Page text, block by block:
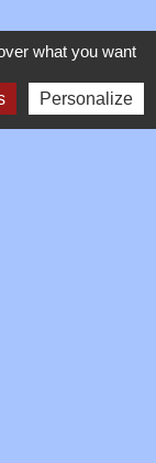
what you want
Personalize